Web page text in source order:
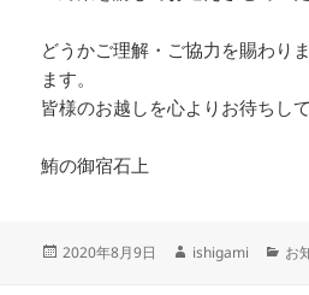
どうかご理解・ご協力を賜わり
ます。
皆様のお越しを心よりお待ちして
鮪の御宿石上
投
2020年8月9日
作
ishigami
カ
お